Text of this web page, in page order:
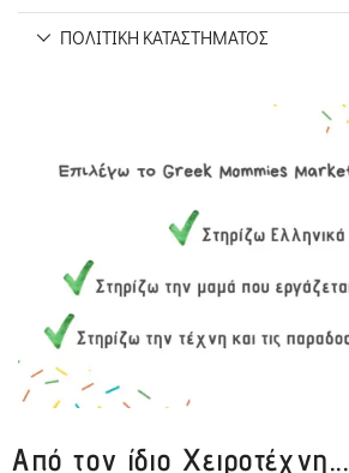
ΠΟΛΙΤΙΚΉ ΚΑΤΑΣΤΉΜΑΤΟΣ
Από τον ίδιο Χειροτέχνη...